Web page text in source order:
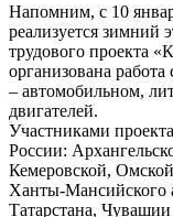
Напомним, с 10
реализуется зимний
трудового проекта
организована
– автомобильном,
двигателей.
Участниками
России:
Кемеровской,
Ханты-Мансийского
Татарстана,